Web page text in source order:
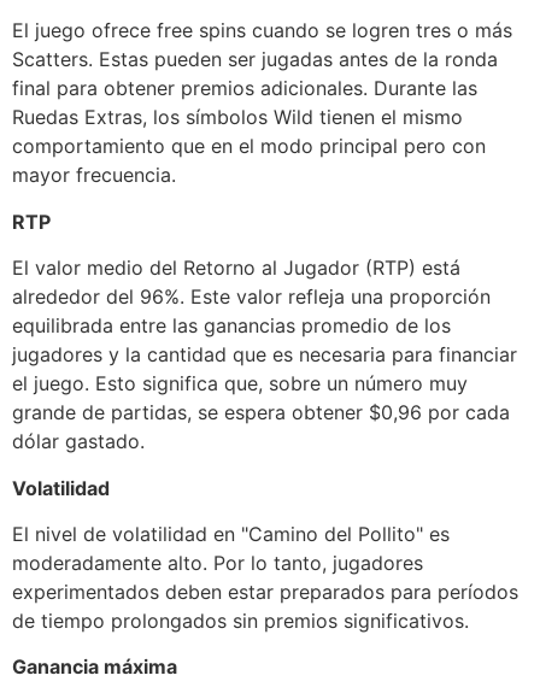
El juego ofrece free spins cuando se logren tres o más
Scatters. Estas pueden ser jugadas antes de la ronda
final para obtener premios adicionales. Durante las
Ruedas Extras, los símbolos Wild tienen el mismo
comportamiento que en el modo principal pero con
mayor frecuencia.
RTP
El valor medio del Retorno al Jugador (RTP) está
alrededor del 96%. Este valor refleja una proporción
equilibrada entre las ganancias promedio de los
jugadores y la cantidad que es necesaria para financiar
el juego. Esto significa que, sobre un número muy
grande de partidas, se espera obtener $0,96 por cada
dólar gastado.
Volatilidad
El nivel de volatilidad en "Camino del Pollito" es
moderadamente alto. Por lo tanto, jugadores
experimentados deben estar preparados para períodos
de tiempo prolongados sin premios significativos.
Ganancia máxima